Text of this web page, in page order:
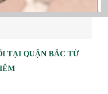
TẠI QUẬN BẮC TỪ